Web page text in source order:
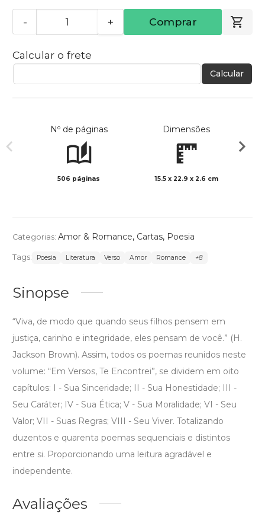
- + Comprar
Calcular o frete
Calcular
Nº de páginas
506 páginas
Dimensões
15.5 x 22.9 x 2.6 cm
Categorias: Amor & Romance, Cartas, Poesia
Tags: Poesia Literatura Verso Amor Romance +8
Sinopse
“Viva, de modo que quando seus filhos pensem em
justiça, carinho e integridade, eles pensam de você.” (H.
Jackson Brown). Assim, todos os poemas reunidos neste
volume: “Em Versos, Te Encontrei”, se dividem em oito
capítulos: I - Sua Sinceridade; II - Sua Honestidade; III -
Seu Caráter; IV - Sua Ética; V - Sua Moralidade; VI - Seu
Valor; VII - Suas Regras; VIII - Seu Viver. Totalizando
duzentos e quarenta poemas sequenciais e distintos
entre si. Proporcionando uma leitura agradável e
independente.
Avaliações